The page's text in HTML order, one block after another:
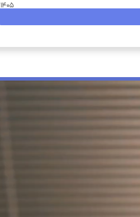
1405
806
زیست شناسی